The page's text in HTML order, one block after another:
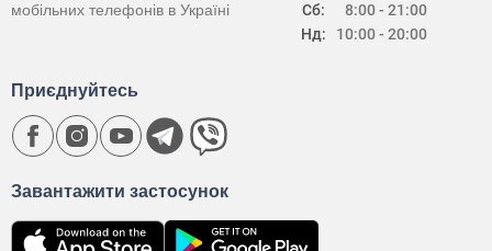
Сб:
Нд:
8:00 - 21:00
10:00 - 20:00
мобільних телефонів в Україні
Завантажити застосунок
Приєднуйтесь